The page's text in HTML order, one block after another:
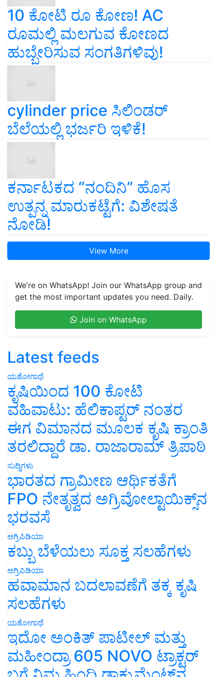
10 ಕೋಟಿ ರೂ ಕೋಣ! AC
ರೂಮಲ್ಲಿ ಮಲಗುವ ಕೋಣದ
ಹುಬ್ಬೇರಿಸುವ ಸಂಗತಿಗಳಿವು!
cylinder price ಸಿಲಿಂಡರ್‌
ಬೆಲೆಯಲ್ಲಿ ಭರ್ಜರಿ ಇಳಿಕೆ!
ಕರ್ನಾಟಕದ “ನಂದಿನಿ” ಹೊಸ
ಉತ್ಪನ್ನ ಮಾರುಕಟ್ಟೆಗೆ: ವಿಶೇಷತೆ
ನೋಡಿ!
View More
We're on WhatsApp! Join our WhatsApp group and
get the most important updates you need. Daily.
Join on WhatsApp
Latest feeds
ಯಶೋಗಾಥೆ
ಕೃಷಿಯಿಂದ 100 ಕೋಟಿ
ವಹಿವಾಟು: ಹೆಲಿಕಾಪ್ಟರ್ ನಂತರ
ಈಗ ವಿಮಾನದ ಮೂಲಕ ಕೃಷಿ ಕ್ರಾಂತಿ
ತರಲಿದ್ದಾರೆ ಡಾ. ರಾಜಾರಾಮ್ ತ್ರಿಪಾಠಿ
ಸುದ್ದಿಗಳು
ಭಾರತದ ಗ್ರಾಮೀಣ ಆರ್ಥಿಕತೆಗೆ
FPO ನೇತೃತ್ವದ ಅಗ್ರಿವೋಲ್ಟಾಯಿಕ್ಸ್‌ನ
ಭರವಸೆ
ಅಗ್ರಿಪಿಡಿಯಾ
ಕಬ್ಬು ಬೆಳೆಯಲು ಸೂಕ್ತ ಸಲಹೆಗಳು
ಅಗ್ರಿಪಿಡಿಯಾ
ಹವಾಮಾನ ಬದಲಾವಣೆಗೆ ತಕ್ಕ ಕೃಷಿ
ಸಲಹೆಗಳು
ಯಶೋಗಾಥೆ
ಇದೋ ಅಂಕಿತ್ ಪಾಟೀಲ್ ಮತ್ತು
ಮಹೀಂದ್ರಾ 605 NOVO ಟ್ರಾಕ್ಟರ್